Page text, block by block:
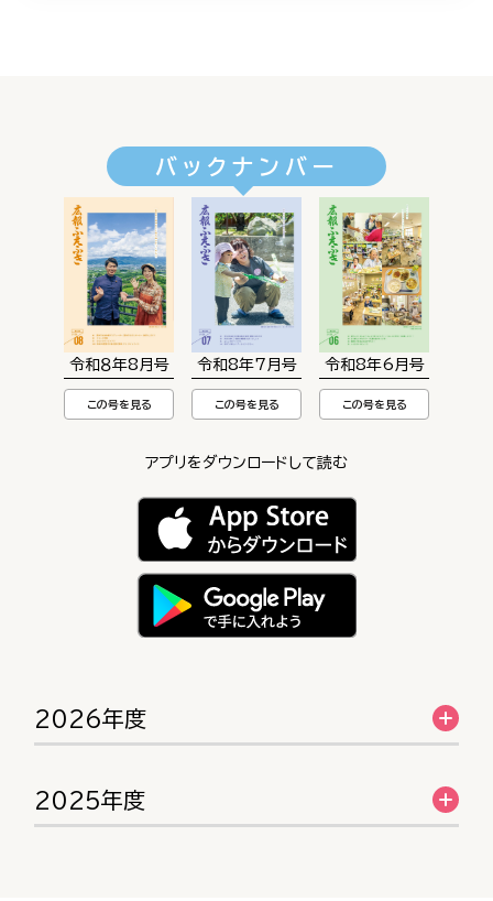
バックナンバー
令和８年8月号
この号を見る
令和8年7月号
この号を見る
令和8年6月号
この号を見る
アプリをダウンロードして読む
2026年度
2025年度